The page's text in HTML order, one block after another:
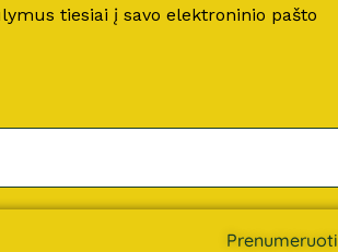
tiesiai į savo elektroninio pašto
Prenumeruoti